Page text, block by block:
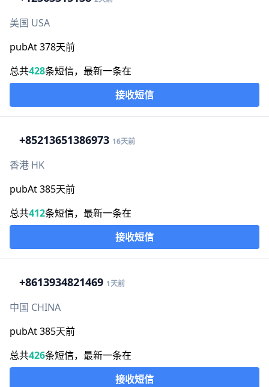
美国 USA
pubAt 378天前
总共428条短信，最新一条在
接收短信
+85213651386973 16天前
香港 HK
pubAt 385天前
总共412条短信，最新一条在
接收短信
+8613934821469 1天前
中国 CHINA
pubAt 385天前
总共426条短信，最新一条在
接收短信